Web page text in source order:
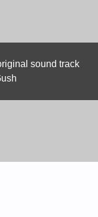
sound track